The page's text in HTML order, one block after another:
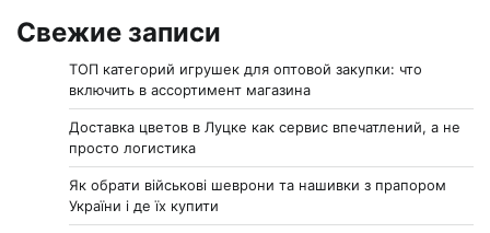
Свежие записи
ТОП категорий игрушек для оптовой закупки: что
включить в ассортимент магазина
Доставка цветов в Луцке как сервис впечатлений, а не
просто логистика
Як обрати військові шеврони та нашивки з прапором
України і де їх купити